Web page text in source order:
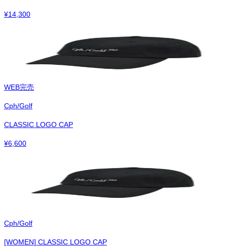
¥14,300
WEB完売
Cph/Golf
CLASSIC LOGO CAP
¥6,600
Cph/Golf
[WOMEN] CLASSIC LOGO CAP